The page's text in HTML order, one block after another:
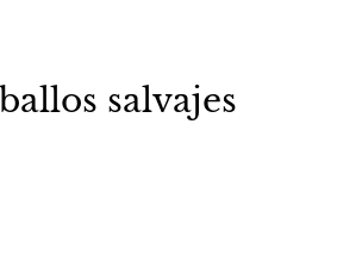
salvajes